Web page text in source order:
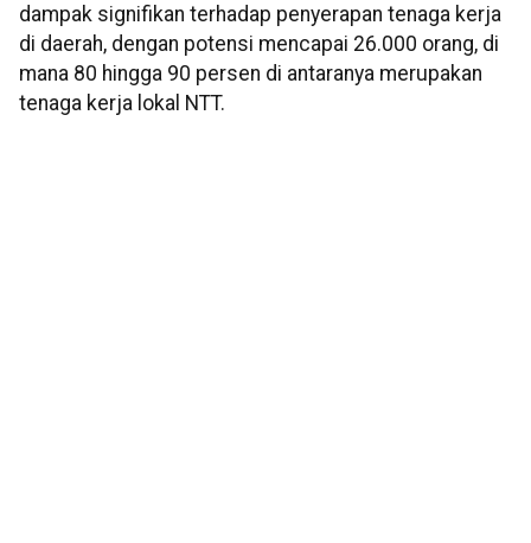
dampak signifikan terhadap penyerapan tenaga kerja
di daerah, dengan potensi mencapai 26.000 orang, di
mana 80 hingga 90 persen di antaranya merupakan
tenaga kerja lokal NTT.